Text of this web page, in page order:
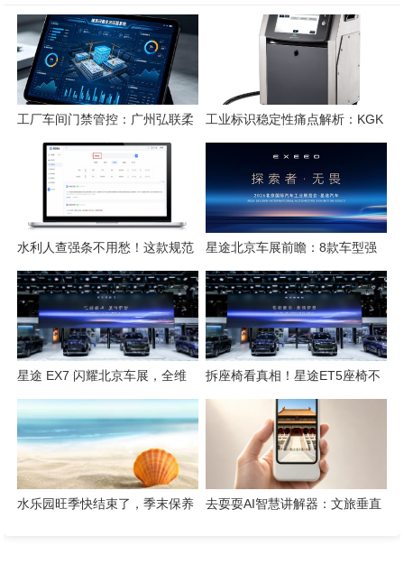
工厂车间门禁管控：广州弘联柔
性方案解析
工业标识稳定性痛点解析：KGK
水利人查强条不用愁！这款规范
检索工具一键搞定
星途北京车展前瞻：8款车型强
势集结，开启3.0性能豪华探索
新姿态
星途 EX7 闪耀北京车展，全维
硬核实力解锁“陆上专机”出行新
体验
拆座椅看真相！星途ET5座椅不
只是舒适，技术藏满诚意
水乐园旺季快结束了，季末保养
去耍耍AI智慧讲解器：文旅垂直